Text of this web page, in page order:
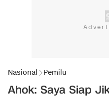
Nasional Pemilu
Ahok: Saya Siap